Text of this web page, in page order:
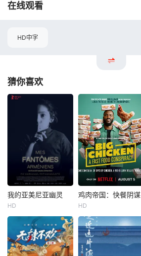
在线观看
HD中字
猜你喜欢
我的亚美尼亚幽灵
HD
鸡肉帝国：快餐阴谋
HD